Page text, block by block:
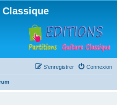
Connexion
S’enregistrer